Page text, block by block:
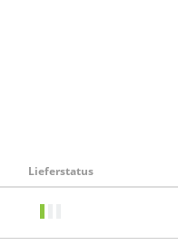
Lieferstatus